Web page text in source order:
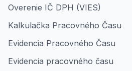
Overenie IČ DPH (VIES)
Kalkulačka Pracovného Času
Evidencia Pracovného Času
Evidencia pracovného času